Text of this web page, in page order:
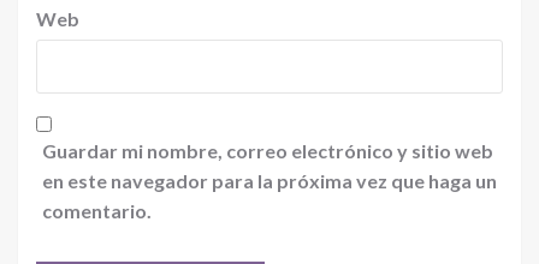
Web
Guardar mi nombre, correo electrónico y sitio web
en este navegador para la próxima vez que haga un
comentario.